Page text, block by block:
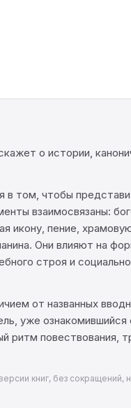
о истории,
том, чтобы
взаимосвязаны:
икону, пение,
Они влияют на
строя и
от названных
уже ознакомившийся
ритм повествования,
книг, без сокращений,